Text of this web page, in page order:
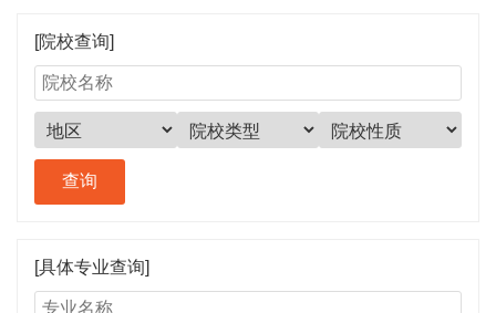
[院校查询]
[具体专业查询]